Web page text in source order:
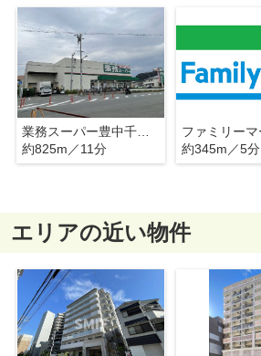
業務スーパー豊中千成店
約825m／11分
約345m／5分
エリアの近い物件